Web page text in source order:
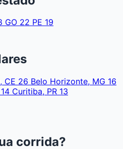
GO 22 PE 19
CE 26 Belo Horizonte, MG 16
14 Curitiba, PR 13
corrida?